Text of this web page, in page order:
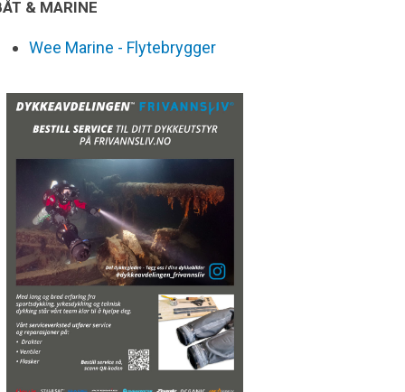
& MARINE
Wee Marine - Flytebrygger